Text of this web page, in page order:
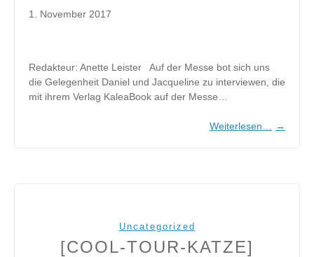
1. November 2017
Redakteur: Anette Leister Auf der Messe bot sich uns
die Gelegenheit Daniel und Jacqueline zu interviewen, die
mit ihrem Verlag KaleaBook auf der Messe…
Weiterlesen… →
Uncategorized
[COOL-TOUR-KATZE]